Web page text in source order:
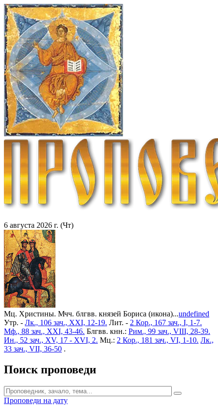
6 августа 2026 г. (Чт)
Мц. Христины. Мчч. блгвв. князей Бориса (икона)...undefined
Утр. - Лк., 106 зач., XXI, 12-19. Лит. - 2 Кор., 167 зач., I, 1-7.
Мф., 88 зач., XXI, 43-46. Блгвв. кнн.: Рим., 99 зач., VIII, 28-39.
Ин., 52 зач., XV, 17 - XVI, 2. Мц.: 2 Кор., 181 зач., VI, 1-10. Лк.,
33 зач., VII, 36-50 .
Поиск проповеди
Проповеди на дату